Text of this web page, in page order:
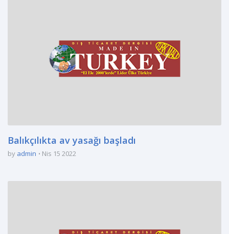
Balıkçılıkta av yasağı başladı
by admin Nis 15 2022